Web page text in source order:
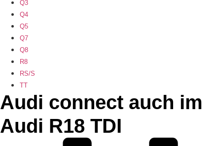
Q3
Q4
Q5
Q7
Q8
R8
RS/S
TT
Audi connect auch im
Audi R18 TDI